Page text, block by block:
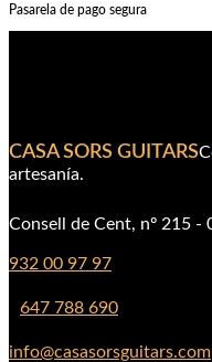
Pasarela de pago segura
CASA SORS GUITARS
artesanía.
Consell de Cent, nº 215 -
932 00 97 97
647 788 690
info@casasorsguitars.com